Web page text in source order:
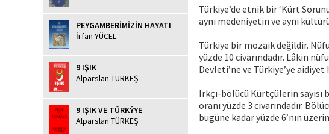
PEYGAMBERİMİZİN HAYATI
İrfan YÜCEL
9 IŞIK
Alparslan TÜRKEŞ
9 IŞIK VE TÜRKÝYE
Alparslan TÜRKEŞ
Türkiye’de etnik bir ‘Kürt
aynı medeniyetin ve aynı
Türkiye bir mozaik değildir.
yüzde 10 civarındadır. Lâkin
Devleti’ne ve Türkiye’ye
Irkçı-bölücü Kürtçülerin
oranı yüzde 3 civarındadır.
bugüne kadar yüzde 6’nın